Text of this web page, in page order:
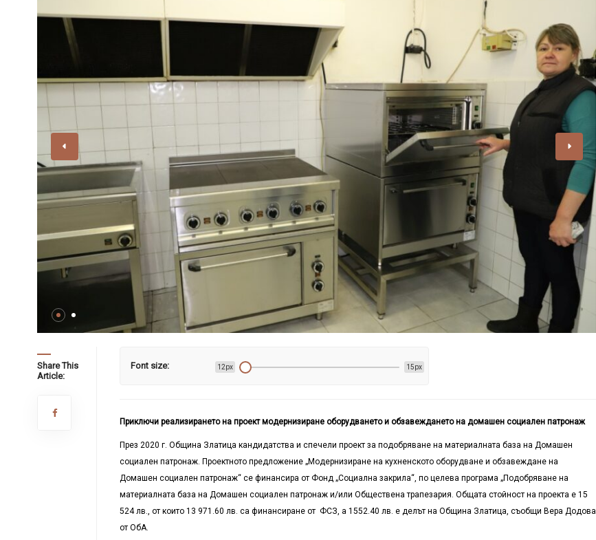
Share This
Article:
Font size: 12px 15px
Приключи реализирането на проект модернизиране оборудването и обзавеждането на домашен социален патронаж
През 2020 г. Община Златица кандидатства и спечели проект за подобряване на материалната база на Домашен
социален патронаж. Проектното предложение „Модернизиране на кухненското оборудване и обзавеждане на
Домашен социален патронаж“ се финансира от Фонд „Социална закрила“, по целева програма „Подобряване на
материалната база на Домашен социален патронаж и/или Обществена трапезария. Общата стойност на проекта е 15
524 лв., от които 13 971.60 лв. са финансиране от ФСЗ, а 1552.40 лв. е делът на Община Златица, съобщи Вера Додова
от ОбА.